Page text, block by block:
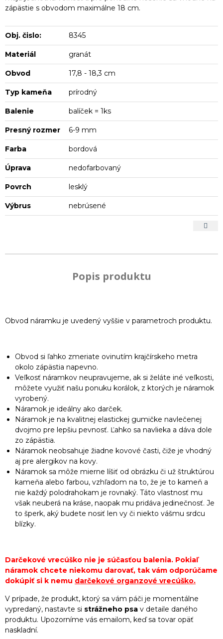
zápästie s obvodom maximálne 18 cm.
Obj. čislo: 8345
Materiál granát
Obvod 17,8 - 18,3 cm
Typ kameňa prírodný
Balenie balíček = 1ks
Presný rozmer 6-9 mm
Farba bordová
Úprava nedofarbovaný
Povrch lesklý
Výbrus nebrúsené
Popis produktu
Obvod náramku je uvedený vyššie v parametroch produktu.
Obvod si ľahko zmeriate ovinutím krajčírskeho metra
okolo zápästia napevno.
Veľkosť náramkov neupravujeme, ak si želáte iné veľkosti,
môžete využiť našu ponuku korálok, z ktorých je náramok
vyrobený.
Náramok je ideálny ako darček.
Náramok je na kvalitnej elastickej gumičke navlečenej
dvojmo pre lepšiu pevnosť. Ľahko sa navlieka a dáva dole
zo zápästia.
Náramok neobsahuje žiadne kovové časti, čiže je vhodný
aj pre alergikov na kovy.
Náramok sa môže mierne líšiť od obrázku či už štruktúrou
kameňa alebo farbou, vzhľadom na to, že je to kameň a
nie každý polodrahokam je rovnaký. Táto vlastnosť mu
však neuberá na kráse, naopak mu pridáva jedinečnosť. Je
to šperk, aký budete nosiť len vy či niekto vášmu srdcu
blízky.
Darčekové vrecúško nie je súčasťou balenia. Pokiaľ
náramok chcete niekomu darovať, tak vám odporúčame
dokúpiť si k nemu darčekové organzové vrecúško.
V prípade, že produkt, ktorý sa vám páči je momentálne
vypredaný, nastavte si strážneho psa v detaile daného
produktu. Upozorníme vás emailom, keď sa tovar opäť
naskladní.